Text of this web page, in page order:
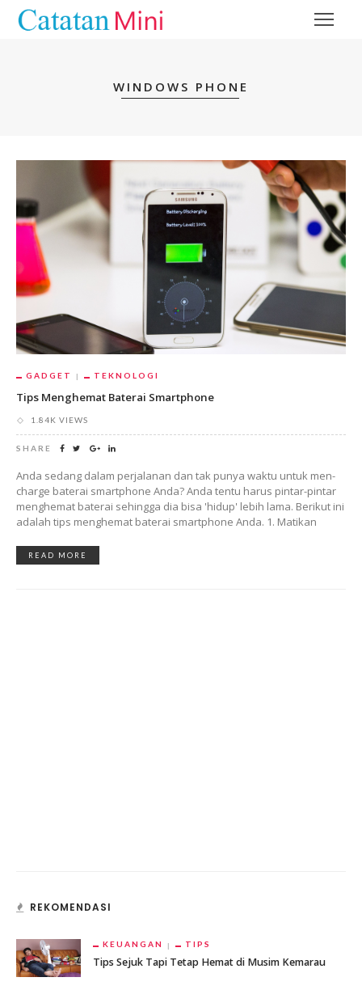
WINDOWS PHONE
GADGET TEKNOLOGI
Tips Menghemat Baterai Smartphone
1.84K VIEWS
SHARE
Anda sedang dalam perjalanan dan tak punya waktu untuk men-
charge baterai smartphone Anda? Anda tentu harus pintar-pintar
menghemat baterai sehingga dia bisa 'hidup' lebih lama. Berikut ini
adalah tips menghemat baterai smartphone Anda. 1. Matikan
READ MORE
REKOMENDASI
KEUANGAN TIPS
Tips Sejuk Tapi Tetap Hemat di Musim Kemarau